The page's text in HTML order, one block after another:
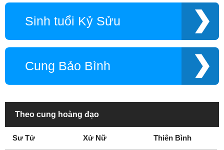
Sinh tuổi Kỷ Sửu
Cung Bảo Bình
Theo cung hoàng đạo
Sư Tử Xử Nữ Thiên Bình